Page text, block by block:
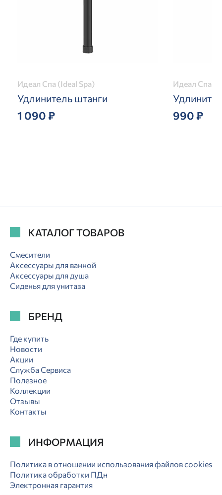
Идеал Спа (Ideal Spa)
Удлинитель штанги
1 090 ₽
Идеал Спа
990 ₽
КАТАЛОГ ТОВАРОВ
Смесители
Аксессуары для ванной
Аксессуары для душа
Сиденья для унитаза
БРЕНД
Где купить
Новости
Акции
Служба Сервиса
Полезное
Коллекции
Отзывы
Контакты
ИНФОРМАЦИЯ
Политика в отношении использования файлов cookies
Политика обработки ПДн
Электронная гарантия